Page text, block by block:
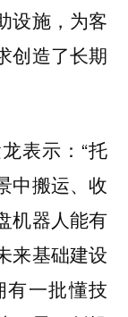
设施，为客
创造了长期
表示：“托
中搬运、收
机器人能有
来基础建设
有一批懂技